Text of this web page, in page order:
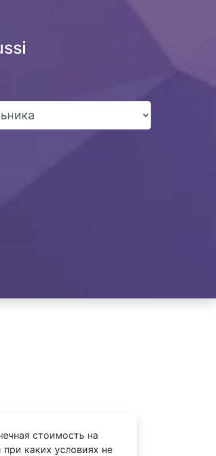
стоимость на
каких условиях не